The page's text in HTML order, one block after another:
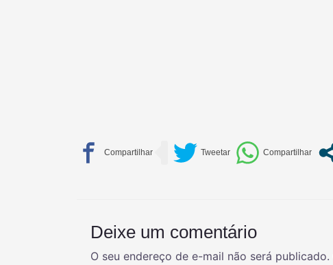
Deixe um comentário
O seu endereço de e-mail não será publicado.